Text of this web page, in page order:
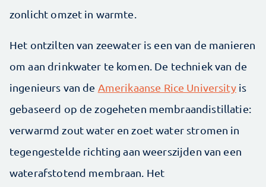
zonlicht omzet in warmte.
Het ontzilten van zeewater is een van de manieren
om aan drinkwater te komen. De techniek van de
ingenieurs van de Amerikaanse Rice Universityis
gebaseerd op de zogeheten membraandistillatie:
verwarmd zout water en zoet water stromen in
tegengestelde richting aan weerszijden van een
waterafstotend membraan. Het